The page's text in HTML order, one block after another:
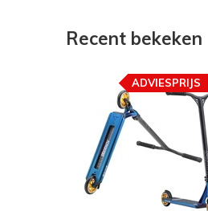
Recent bekeken
ADVIESPRIJS